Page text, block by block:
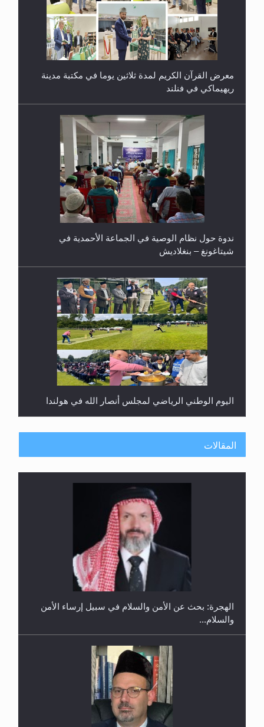
معرض القرآن الكريم لمدة ثلاثين يوما في مكتبة مدينة
ريهيماكي في فنلند
ندوة حول نظام الوصية في الجماعة الأحمدية في
شيتاغونغ – بنغلاديش
اليوم الوطني الرياضي لمجلس أنصار الله في هولندا
إتمام حفظ القرآن الكريم لثلاثة طلاب من مدرسة الحفظ
حفل توزيع الشهادات في الجامعة الأحمدية بنيجيريا لعام
المقالات
الهجرة: بحث عن الأمن والسلام في سبيل إرساء الأمن
والسلام...